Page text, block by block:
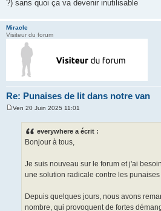
e
?) sans quoi ça va devenir inutilisable
Miracle
Visiteur du forum
Re: Punaises de lit dans notre van
Ven 20 Juin 2025 11:01
everywhere a écrit :
Bonjour à tous,
Je suis nouveau sur le forum et j'ai
une solution radicale contre les punaises
Depuis quelques jours, nous avons
nombre, qui provoquent de fortes